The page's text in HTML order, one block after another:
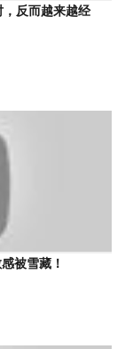
，反而越来越经
被雪藏！